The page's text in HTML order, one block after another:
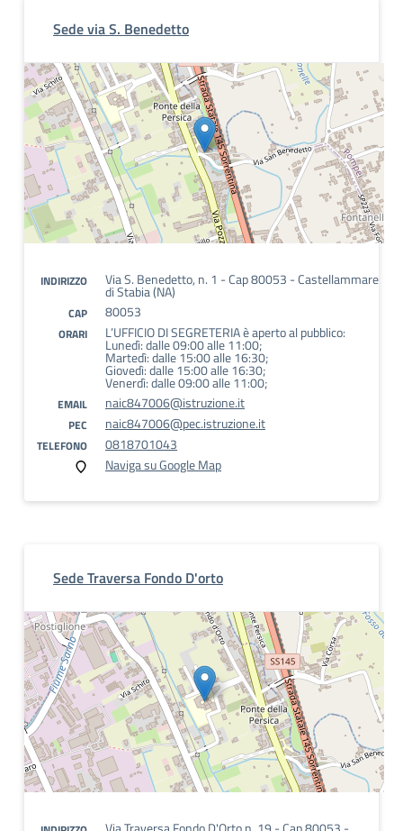
Sede via S. Benedetto
INDIRIZZO Via S. Benedetto, n. 1 - Cap 80053 - Castellammare
di Stabia (NA)
CAP 80053
ORARI L’UFFICIO DI SEGRETERIA è aperto al pubblico:
Lunedì: dalle 09:00 alle 11:00;
Martedì: dalle 15:00 alle 16:30;
Giovedì: dalle 15:00 alle 16:30;
Venerdì: dalle 09:00 alle 11:00;
EMAIL naic847006@istruzione.it
PEC naic847006@pec.istruzione.it
TELEFONO
0818701043
Naviga su Google Map
Sede Traversa Fondo D'orto